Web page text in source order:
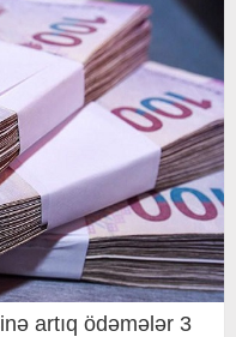
artıq ödəmələr 3